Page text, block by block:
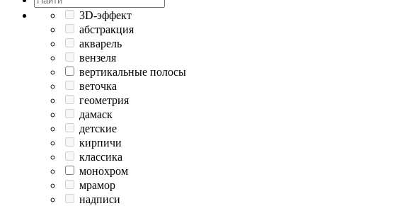
3D-эффект
абстракция
акварель
вензеля
вертикальные полосы
веточка
геометрия
дамаск
детские
кирпичи
классика
монохром
мрамор
надписи